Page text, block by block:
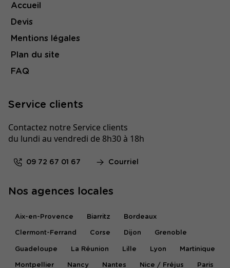
Accueil
Devis
Mentions légales
Plan du site
FAQ
Service clients
Contactez notre Service clients
du lundi au vendredi de 8h30 à 18h
09 72 67 01 67 Courriel
Nos agences locales
Aix-en-Provence Biarritz Bordeaux
Clermont-Ferrand Corse Dijon Grenoble
Guadeloupe La Réunion Lille Lyon Martinique
Montpellier Nancy Nantes Nice / Fréjus Paris